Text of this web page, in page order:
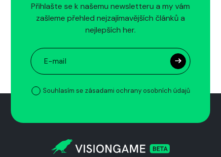
Přihlašte se k našemu newsletteru a my vám
zašleme přehled nejzajímavějších článků a
nejlepších her.
Souhlasím se zásadami ochrany osobních údajů